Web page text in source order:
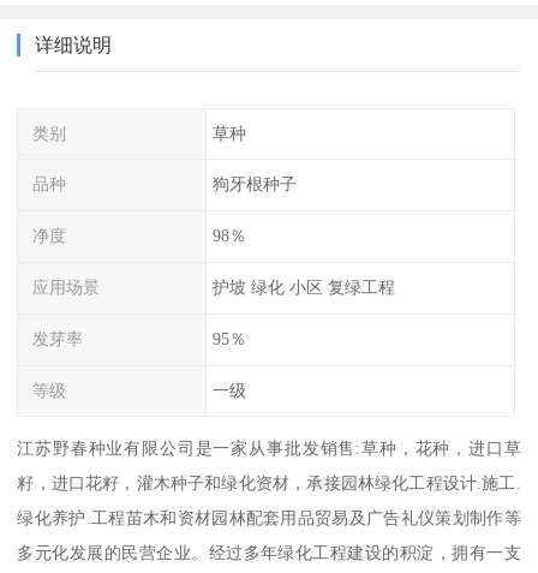
详细说明
类别 草种
品种 狗牙根种子
净度 98％
应用场景 护坡 绿化 小区 复绿工程
发芽率 95％
等级 一级
江苏野春种业有限公司是一家从事批发销售:草种，花种，进口草
籽，进口花籽，灌木种子和绿化资材，承接园林绿化工程设计.施工.
绿化养护.工程苗木和资材园林配套用品贸易及广告礼仪策划制作等
多元化发展的民营企业。经过多年绿化工程建设的积淀，拥有一支